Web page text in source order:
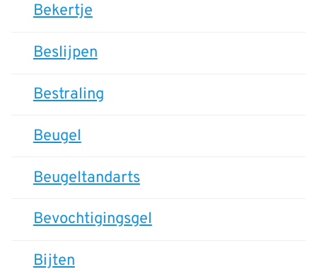
Bekertje
Beslijpen
Bestraling
Beugel
Beugeltandarts
Bevochtigingsgel
Bijten